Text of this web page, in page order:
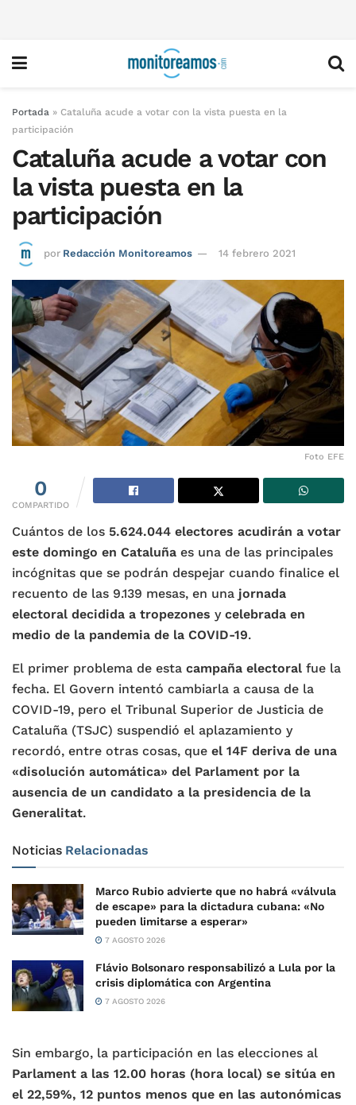
Portada » Cataluña acude a votar con la vista puesta en la
participación
Cataluña acude a votar con
la vista puesta en la
participación
por Redacción Monitoreamos 14 febrero 2021
Foto EFE
0
COMPARTIDO
Cuántos de los 5.624.044 electores acudirán a votar
este domingo en Cataluña es una de las principales
incógnitas que se podrán despejar cuando finalice el
recuento de las 9.139 mesas, en una jornada
electoral decidida a tropezones y celebrada en
medio de la pandemia de la COVID-19.
El primer problema de esta campaña electoral fue la
fecha. El Govern intentó cambiarla a causa de la
COVID-19, pero el Tribunal Superior de Justicia de
Cataluña (TSJC) suspendió el aplazamiento y
recordó, entre otras cosas, que el 14F deriva de una
«disolución automática» del Parlament por la
ausencia de un candidato a la presidencia de la
Generalitat.
Noticias Relacionadas
Marco Rubio advierte que no habrá «válvula
de escape» para la dictadura cubana: «No
pueden limitarse a esperar»
7 AGOSTO 2026
Flávio Bolsonaro responsabilizó a Lula por la
crisis diplomática con Argentina
7 AGOSTO 2026
Sin embargo, la participación en las elecciones al
Parlament a las 12.00 horas (hora local) se sitúa en
el 22,59%, 12 puntos menos que en las autonómicas